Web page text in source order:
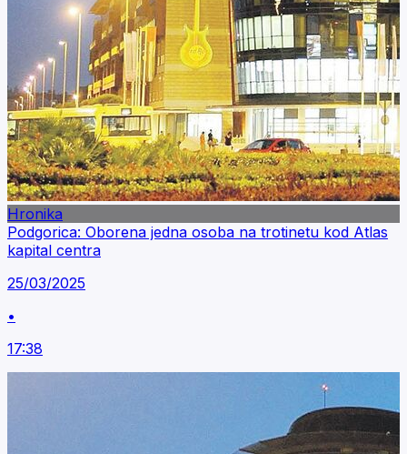
Hronika
Podgorica: Oborena jedna osoba na trotinetu kod Atlas
kapital centra
25/03/2025
•
17:38